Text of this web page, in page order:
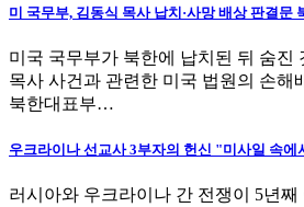
미 국무부, 김동식 목사 납치·사망 배상 판결문
미국 국무부가 북한에 납치된 뒤 숨진
목사 사건과 관련한 미국 법원의 손해
북한대표부…
우크라이나 선교사 3부자의 헌신 "미사일 속에
러시아와 우크라이나 간 전쟁이 5년